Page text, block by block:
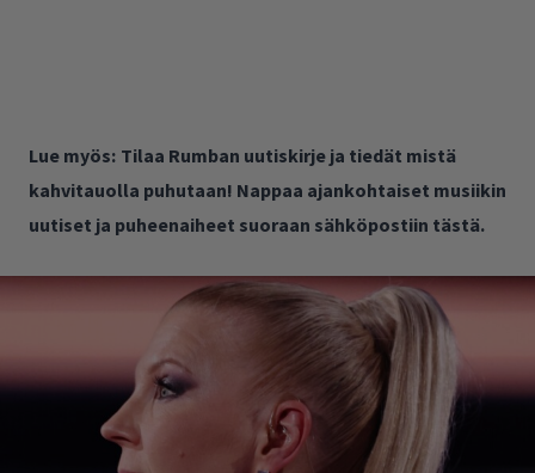
Lue myös: Tilaa Rumban uutiskirje ja tiedät mistä
kahvitauolla puhutaan! Nappaa ajankohtaiset musiikin
uutiset ja puheenaiheet suoraan sähköpostiin tästä.